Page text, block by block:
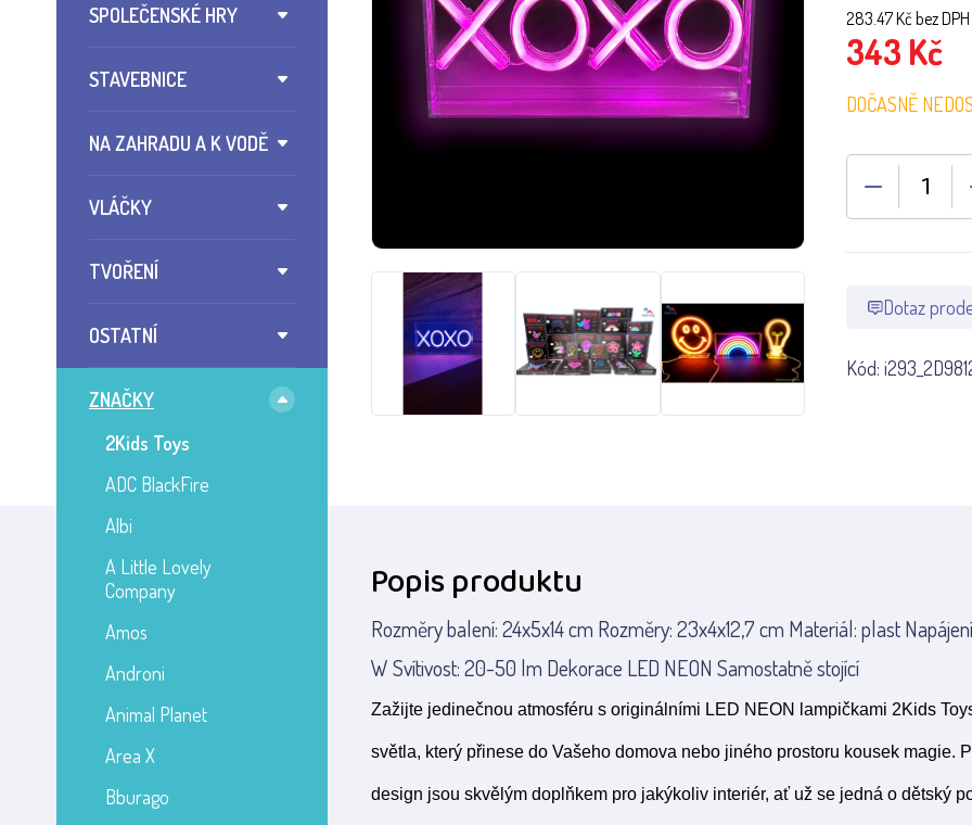
SPOLEČENSKÉ HRY
STAVEBNICE
NA ZAHRADU A K VODĚ
VLÁČKY
TVOŘENÍ
OSTATNÍ
ZNAČKY
2Kids Toys
ADC BlackFire
Albi
A Little Lovely
Company
Amos
Androni
Animal Planet
Area X
Bburago
283.47Kč bez DPH
343 Kč
DOČASNĚ
Dotaz
Kód:
Popis produktu
Rozměry balení: 24x5x14 cm Rozměry: 23x4x12,7 cm Materiál: plast
W Svítivost: 20-50 lm Dekorace LED NEON Samostatně stojící
Zažijte jedinečnou atmosféru s originálními LED NEON lampičkami 2Kids
světla, který přinese do Vašeho domova nebo jiného prostoru kousek magie.
design jsou skvělým doplňkem pro jakýkoliv interiér, ať už se jedná o dětský